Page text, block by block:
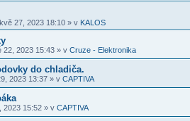
27, 2023 18:10 » v KALOS
22, 2023 15:43 » v Cruze - Elektronika
do chladiča.
2023 13:37 » v CAPTIVA
2023 15:52 » v CAPTIVA